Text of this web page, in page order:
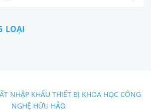
LOẠI
NHẬP KHẨU THIẾT BỊ KHOA HỌC CÔNG
NGHỆ HỮU HẢO